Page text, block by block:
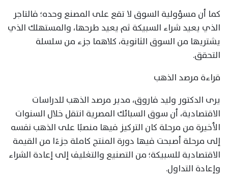
كما أن مسؤولية السوق لا تقع على المصنع وحده؛ فالتاجر
الذي يعيد شراء السبيكة ثم يعيد طرحها، والمستهلك الذي
يشتريها من السوق الثانوية، كلاهما جزء من سلسلة
التحقق.
قراءة مرصد الذهب
يرى الدكتور وليد فاروق، مدير مرصد الذهب للدراسات
الاقتصادية، أن سوق السبائك المصرية انتقل خلال السنوات
الأخيرة من مرحلة كان التركيز فيها منصبًا على الذهب نفسه
إلى مرحلة أصبحت فيها دورة المنتج كاملة جزءًا من القيمة
الاقتصادية للسبيكة؛ من التصنيع والتغليف إلى إعادة الشراء
وإعادة التداول.